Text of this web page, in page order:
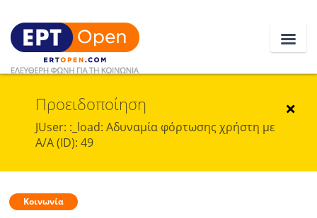
Ειδήσεις
Ελλάδα
Πολιτική
×
Προειδοποίηση
JUser: :_load: Αδυναμία φόρτωσης χρήστη με
Α/Α (ID): 49
Κοινωνία